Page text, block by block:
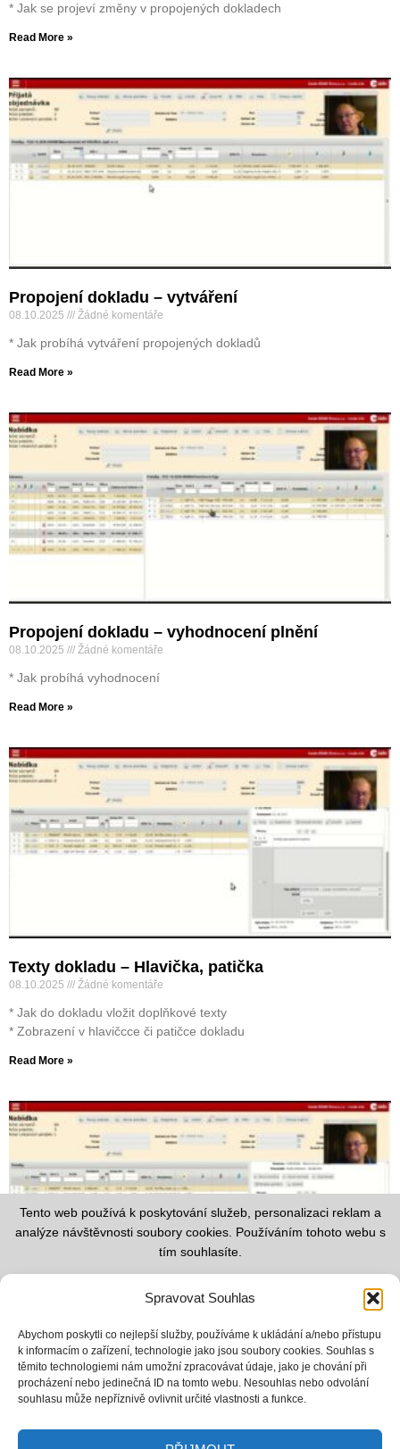
Spravovat Souhlas
Abychom poskytli co nejlepší služby, používáme k ukládání a/nebo přístupu
k informacím o zařízení, technologie jako jsou soubory cookies. Souhlas s
těmito technologiemi nám umožní zpracovávat údaje, jako je chování při
procházení nebo jedinečná ID na tomto webu. Nesouhlas nebo odvolání
souhlasu může nepříznivě ovlivnit určité vlastnosti a funkce.
* Jak se projeví změny v propojených dokladech
Read More »
Propojení dokladu – vytváření
08.10.2025 Žádné komentáře
* Jak probíhá vytváření propojených dokladů
Read More »
Propojení dokladu – vyhodnocení plnění
08.10.2025 Žádné komentáře
* Jak probíhá vyhodnocení
Read More »
Texty dokladu – Hlavička, patička
08.10.2025 Žádné komentáře
* Jak do dokladu vložit doplňkové texty
* Zobrazení v hlavičcce či patičce dokladu
Read More »
08.10.2025 Žádné komentáře
* Jak vložit k dokladu přílohu
Read More »
Tento web používá k poskytování služeb, personalizaci reklam a
analýze návštěvnosti soubory cookies. Používáním tohoto webu s
tím souhlasíte.
Informace o zpracování cookies
Obchodní podmínky
Kpt. Jaroše 5589/38